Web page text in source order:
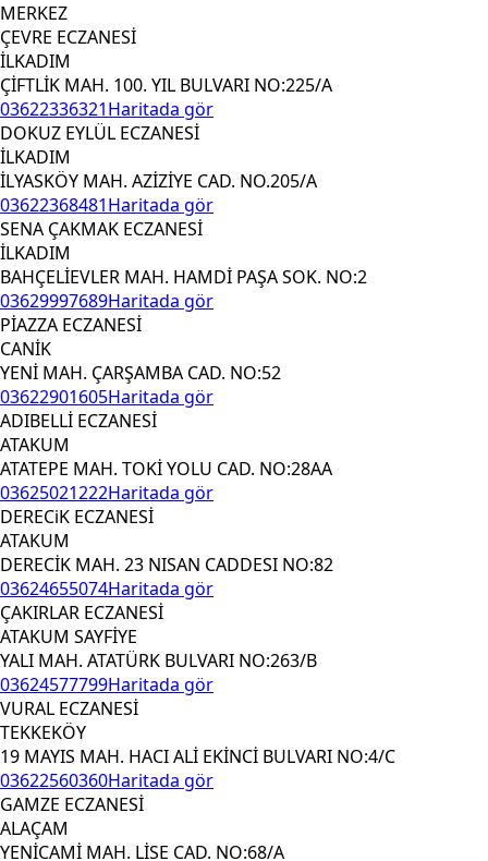
MERKEZ
ÇEVRE ECZANESİ
İLKADIM
ÇİFTLİK MAH. 100. YIL BULVARI NO:225/A
03622336321Haritada gör
DOKUZ EYLÜL ECZANESİ
İLKADIM
İLYASKÖY MAH. AZİZİYE CAD. NO.205/A
03622368481Haritada gör
SENA ÇAKMAK ECZANESİ
İLKADIM
BAHÇELİEVLER MAH. HAMDİ PAŞA SOK. NO:2
03629997689Haritada gör
PİAZZA ECZANESİ
CANİK
YENİ MAH. ÇARŞAMBA CAD. NO:52
03622901605Haritada gör
ADIBELLİ ECZANESİ
ATAKUM
ATATEPE MAH. TOKİ YOLU CAD. NO:28AA
03625021222Haritada gör
DERECiK ECZANESİ
ATAKUM
DERECİK MAH. 23 NISAN CADDESI NO:82
03624655074Haritada gör
ÇAKIRLAR ECZANESİ
ATAKUM SAYFİYE
YALI MAH. ATATÜRK BULVARI NO:263/B
03624577799Haritada gör
VURAL ECZANESİ
TEKKEKÖY
19 MAYIS MAH. HACI ALİ EKİNCİ BULVARI NO:4/C
03622560360Haritada gör
GAMZE ECZANESİ
ALAÇAM
YENİCAMİ MAH. LİSE CAD. NO:68/A